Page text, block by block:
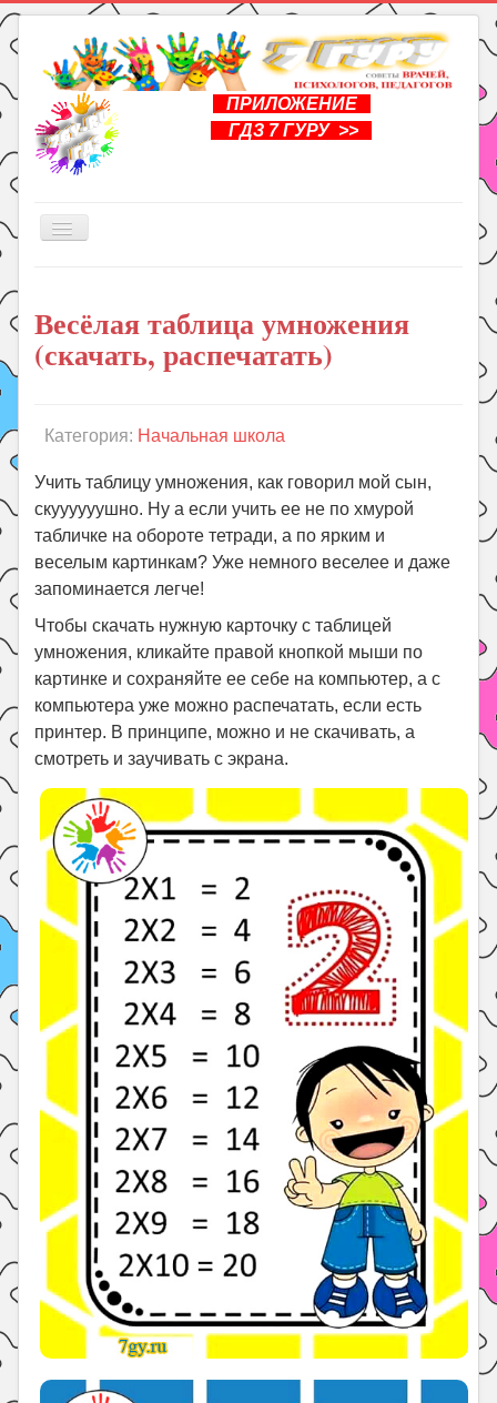
ПРИЛОЖЕНИЕ
ГДЗ 7 ГУРУ >>
Включить/
Книги
Рукоделие
Уроки
Праздники
Психология
Летом!
Поиск
Весёлая таблица умножения
(скачать, распечатать)
Категория: Начальная школа
Учить таблицу умножения, как говорил мой сын,
скуууууушно. Ну а если учить ее не по хмурой
табличке на обороте тетради, а по ярким и
веселым картинкам? Уже немного веселее и даже
запоминается легче!
Чтобы скачать нужную карточку с таблицей
умножения, кликайте правой кнопкой мыши по
картинке и сохраняйте ее себе на компьютер, а с
компьютера уже можно распечатать, если есть
принтер. В принципе, можно и не скачивать, а
смотреть и заучивать с экрана.